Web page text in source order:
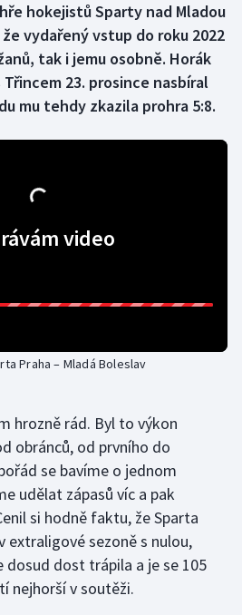
hokejistů Sparty nad Mladou
vydařený vstup do roku 2022
tak i jemu osobně. Horák
23. prosince nasbíral
mu tehdy zkazila prohra 5:8.
video
Praha – Mladá Boleslav
hrozně rád. Byl to výkon
obránců, od prvního do
se bavíme o jednom
udělat zápasů víc a pak
si hodně faktu, že Sparta
extraligové sezoně s nulou,
dosud dost trápila a je se 105
nejhorší v soutěži.